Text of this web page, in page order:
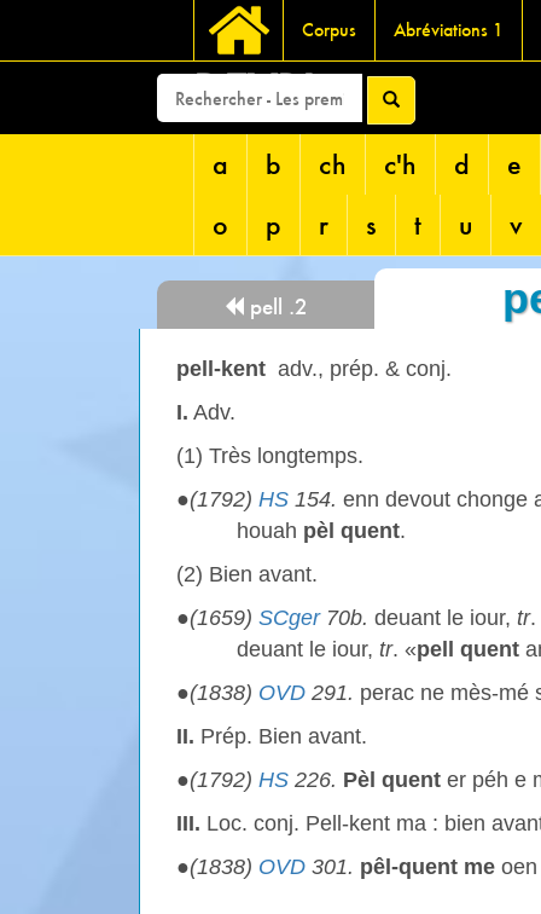
Corpus Abréviations 1
DEVRI
a b ch c'h d
e
o
p r s t u v
pell .2
pell-kent adv., prép. & conj.
I. Adv.
(1) Très longtemps.
●(1792) HS 154. enn devout chonge
houah pèl quent.
(2) Bien avant.
●(1659) SCger70b. deuant le iour, tr.
deuant le iour, tr. «pell quent
●(1838) OVD 291. perac ne mès-mé
II. Prép. Bien avant.
●(1792) HS 226. Pèl quent er péh e
III. Loc. conj. Pell-kent ma : bien
●(1838) OVD 301. pêl-quent me